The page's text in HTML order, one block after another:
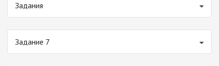
Задания
Задание 7